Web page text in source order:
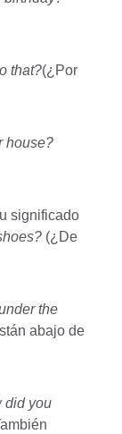
that?(¿Por
house?
significado
(¿De
the
abajo de
did you